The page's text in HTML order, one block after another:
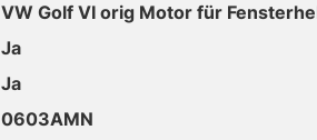
VW Golf VI orig Motor für
Ja
Ja
0603AMN